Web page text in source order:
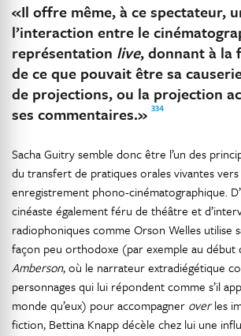
«Il offre même, à ce spectateur,
l’interaction entre le
représentation live, donnant à la
de ce que pouvait être sa
de projections, ou la projection
ses commentaires.» 334
Sacha Guitry semble donc être l’un des
du transfert de pratiques orales vivantes
enregistrement phono-cinématographique.
cinéaste également féru de théâtre et
radiophoniques comme Orson Welles utilise
façon peu orthodoxe (par exemple au début
Amberson, où le narrateur extradiégétique
personnages qui lui répondent comme s’il
monde qu’eux) pour accompagner overles
fiction, Bettina Knapp décèle chez lui une